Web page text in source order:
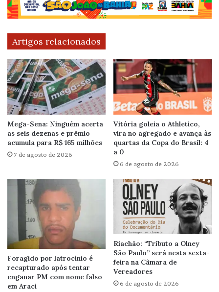
Artigos relacionados
Mega-Sena: Ninguém acerta
as seis dezenas e prêmio
acumula para R$ 165 milhões
7 de agosto de 2026
Vitória goleia o Athletico,
vira no agregado e avança às
quartas da Copa do Brasil: 4
a 0
6 de agosto de 2026
Foragido por latrocínio é
recapturado após tentar
enganar PM com nome falso
em Araci
Riachão: “Tributo a Olney
São Paulo” será nesta sexta-
feira na Câmara de
Vereadores
6 de agosto de 2026